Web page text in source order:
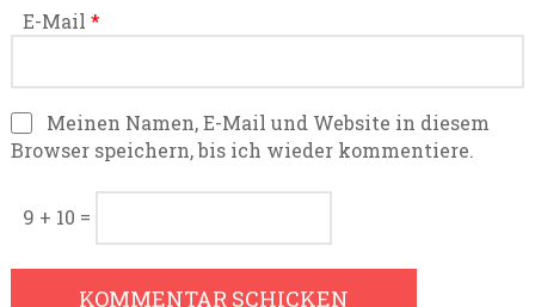
E-Mail *
Meinen Namen, E-Mail und Website in diesem
Browser speichern, bis ich wieder kommentiere.
9 + 10 =